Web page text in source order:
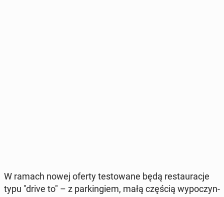
W ramach nowej oferty te­sto­wa­ne będą re­stau­ra­cje
typu "drive to" – z par­kin­giem, małą częścią wy­po­czyn­